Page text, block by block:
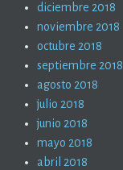
diciembre 2018
noviembre 2018
octubre 2018
septiembre 2018
agosto 2018
julio 2018
junio 2018
mayo 2018
abril 2018